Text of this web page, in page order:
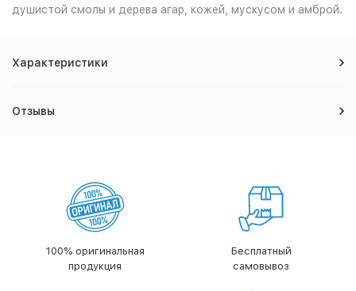
душистой смолы и дерева агар, кожей, мускусом и амброй.
Характеристики
Отзывы
100% оригинальная
продукция
Бесплатный
самовывоз